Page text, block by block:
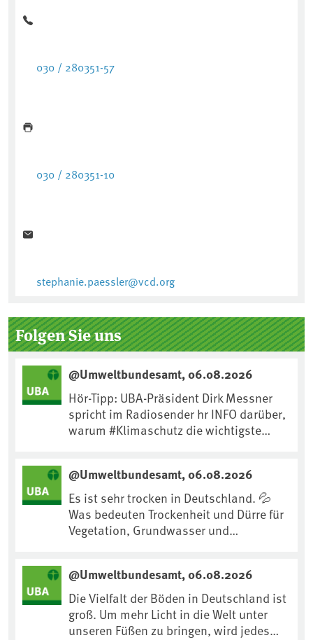
030 / 280351-57
030 / 280351-10
stephanie.paessler@vcd.org
Folgen Sie uns
@Umweltbundesamt, 06.08.2026
Hör-Tipp: UBA-Präsident Dirk Messner
spricht im Radiosender hr INFO darüber,
warum #Klimaschutz die wichtigste
https://www.ardsounds.de/episode/urn
:ard:episode:0e7cf1c4b819c26d/
@Umweltbundesamt, 06.08.2026
Es ist sehr trocken in Deutschland. 💦
Was bedeuten Trockenheit und Dürre für
Vegetation, Grundwasser und
anpassen?🤔Antworten auf diese und
weitere Fragen auf unserer Webseite:
www.uba.de/trockenheit #Trockenheit
#Klimawandel
@Umweltbundesamt, 06.08.2026
Die Vielfalt der Böden in Deutschland ist
groß. Um mehr Licht in die Welt unter
unseren Füßen zu bringen, wird jedes